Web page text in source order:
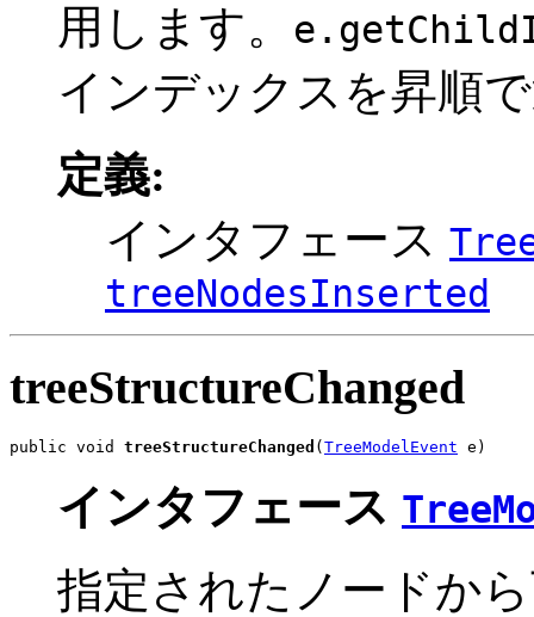
用します。
インデックスを昇順
定義:
インタフェース
treeNodesInserted
treeStructureChanged
public void treeStructureChanged (TreeModelEvent e)
インタフェース
指定されたノードか